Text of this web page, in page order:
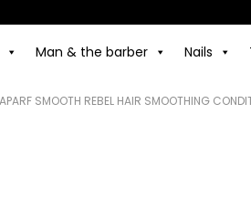
Man & the barber Nails
SMOOTH REBEL HAIR SMOOTHING